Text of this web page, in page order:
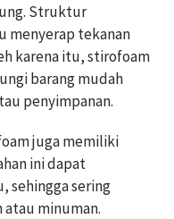
Struktur
menyerap tekanan
karena itu, stirofoam
barang mudah
penyimpanan.
juga memiliki
ini dapat
sehingga sering
atau minuman.